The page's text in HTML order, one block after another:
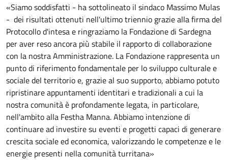
«Siamo soddisfatti - ha sottolineato il sindaco Massimo Mulas
- dei risultati ottenuti nell'ultimo triennio grazie alla firma del
Protocollo d'intesa e ringraziamo la Fondazione di Sardegna
per aver reso ancora più stabile il rapporto di collaborazione
con la nostra Amministrazione. La Fondazione rappresenta un
punto di riferimento fondamentale per lo sviluppo culturale e
sociale del territorio e, grazie al suo supporto, abbiamo potuto
ripristinare appuntamenti identitari e tradizionali a cui la
nostra comunità è profondamente legata, in particolare,
nell'ambito alla Festha Manna. Abbiamo intenzione di
continuare ad investire su eventi e progetti capaci di generare
crescita sociale ed economica, valorizzando le competenze e le
energie presenti nella comunità turritana»